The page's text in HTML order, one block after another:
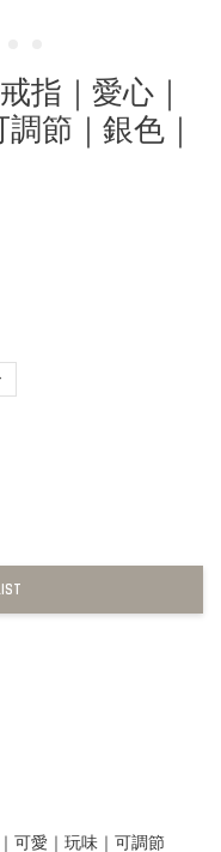
指｜愛心｜
節｜銀色｜
可愛｜玩味｜可調節